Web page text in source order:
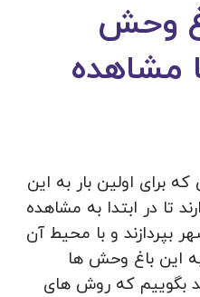
وحش
مشاهده
برای اولین بار به این
تا در ابتدا به مشاهده
و با محیط آن
این باغ وحش ها
بگوییم که روش‌ های